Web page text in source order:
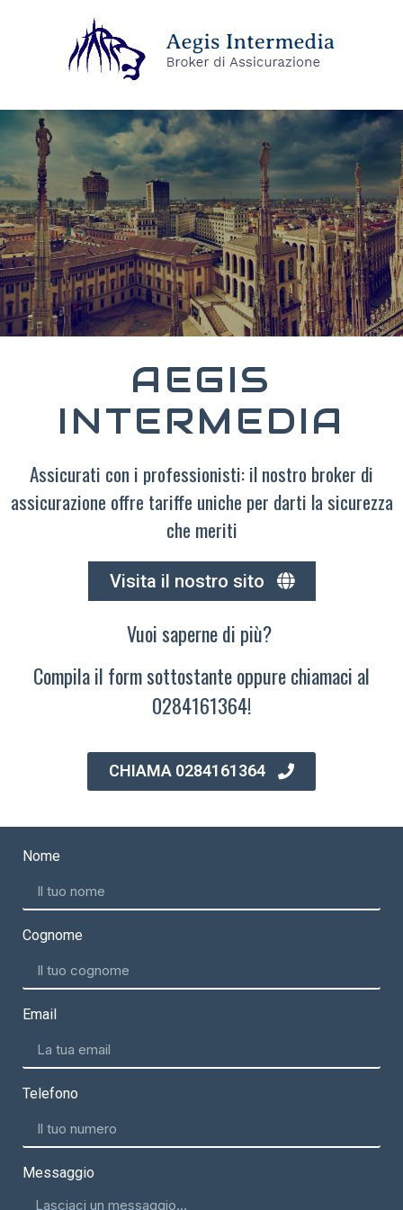
AEGIS
INTERMEDIA
Assicurati con i professionisti: il nostro broker di
assicurazione offre tariffe uniche per darti la sicurezza
che meriti
Visita il nostro sito
Vuoi saperne di più?
Compila il form sottostante oppure chiamaci al
0284161364!
CHIAMA 0284161364
Nome
Cognome
Email
Telefono
Messaggio